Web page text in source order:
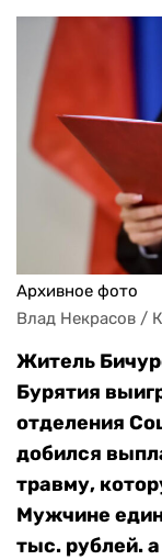
Архивное фото
Влад Некрасов /
Житель
Бурятия
отделения
добился
травму,
Мужчине
тыс. рублей.